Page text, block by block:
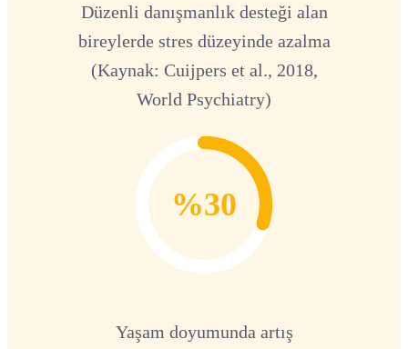
Düzenli danışmanlık desteği alan
bireylerde stres düzeyinde azalma
(Kaynak: Cuijpers et al., 2018,
World Psychiatry)
%30
Yaşam doyumunda artış